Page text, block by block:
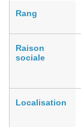
Rang
Raison
sociale
Localisation